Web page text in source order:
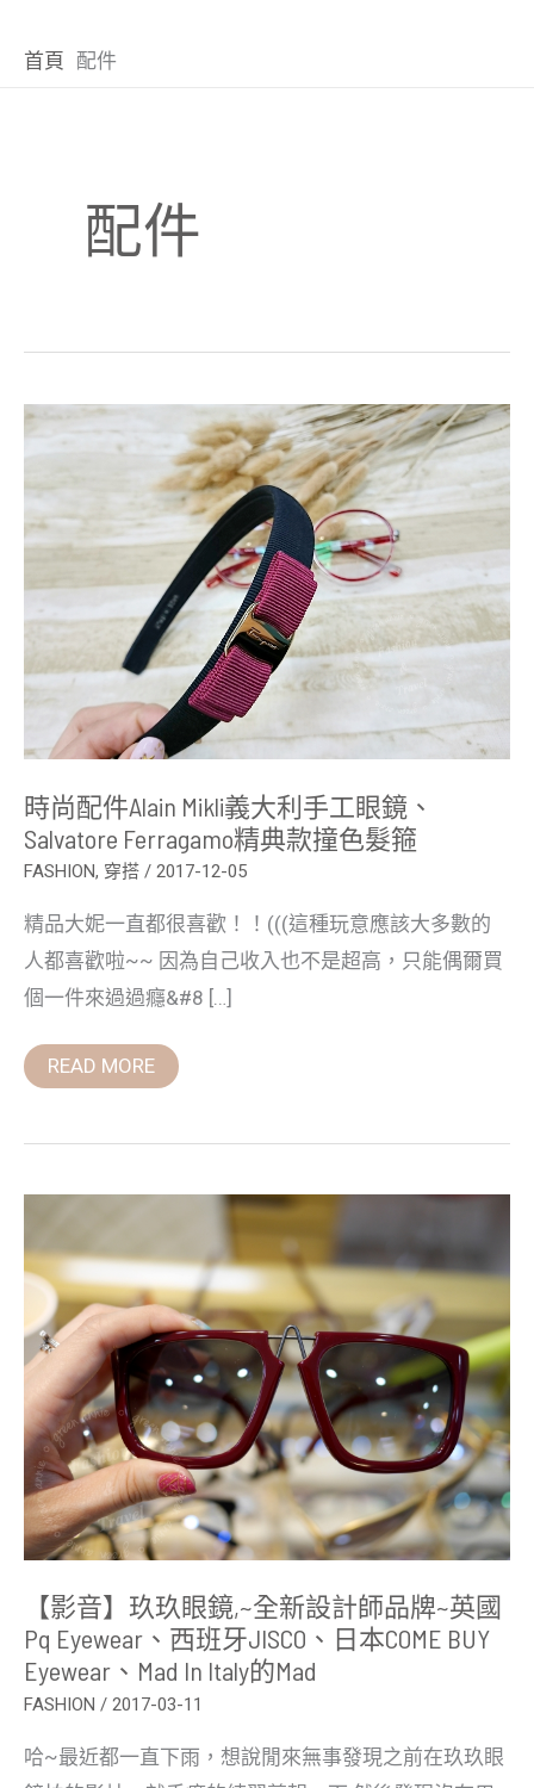
首頁 配件
配件
時尚配件alain Mikli義大利手工眼鏡、
Salvatore Ferragamo精典款撞色髮箍
FASHION, 穿搭 / 2017-12-05
精品大妮一直都很喜歡！！(((這種玩意應該大多數的
人都喜歡啦~~ 因為自己收入也不是超高，只能偶爾買
個一件來過過癮&#8 […]
時
alain
mikli
義
大
手
工
眼
鏡、
Salvatore
Ferragamo
典
款
色
髮
箍
READ MORE
【影音】玖玖眼鏡,~全新設計師品牌~英國
Pq Eyewear、西班牙JISCO、日本COME BUY
Eyewear、Mad In Italy的Mad
FASHION / 2017-03-11
哈~最近都一直下雨，想說閒來無事發現之前在玖玖眼
玖
眼
鏡,~
全
新
計
師
品
牌
~
英
國
pq
Eyewear、
西
牙
JISCO、
日
本
BUY
Mad
in